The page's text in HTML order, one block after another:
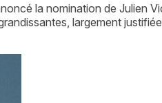
la nomination de Julien
largement